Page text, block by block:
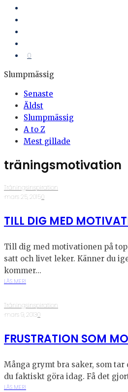
0
Slumpmässig
Senaste
Äldst
Slumpmässig
A to Z
Mest gillade
träningsmotivation
Träningsinspiration
·mars 25, 2015·0
TILL DIG MED
Till dig med motivationen på
satt och livet leker. Känner du
kommer...
LÄS MER!
Träningsinspiration
·mars 9, 2013·0
FRUSTRATION SOM
Många grymt bra saker, som
du faktiskt göra idag. Få det
LÄS MER!